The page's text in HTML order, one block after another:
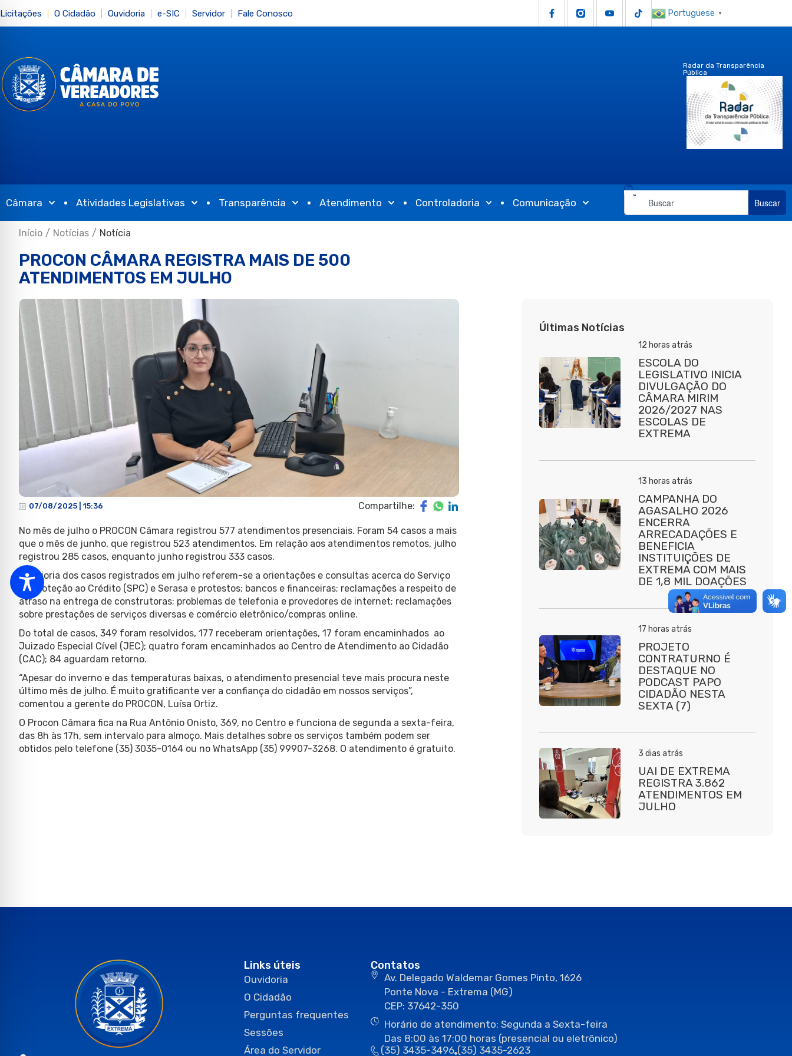
Licitações O Cidadão Ouvidoria e-SIC Servidor Fale Conosco Portuguese ▼
Radar da Transparência
Pública
Câmara Atividades Legislativas Transparência Atendimento Controladoria Comunicação Buscar
Início / Notícias / Notícia
PROCON CÂMARA REGISTRA MAIS DE 500
ATENDIMENTOS EM JULHO
07/08/2025 | 15:36 Compartilhe:
No mês de julho o PROCON Câmara registrou 577 atendimentos presenciais. Foram 54 casos a mais
que o mês de junho, que registrou 523 atendimentos. Em relação aos atendimentos remotos, julho
registrou 285 casos, enquanto junho registrou 333 casos.
A maioria dos casos registrados em julho referem-se a orientações e consultas acerca do Serviço
de Proteção ao Crédito (SPC) e Serasa e protestos; bancos e financeiras; reclamações a respeito de
atraso na entrega de construtoras; problemas de telefonia e provedores de internet; reclamações
sobre prestações de serviços diversas e comércio eletrônico/compras online.
Do total de casos, 349 foram resolvidos, 177 receberam orientações, 17 foram encaminhados ao
Juizado Especial Cível (JEC); quatro foram encaminhados ao Centro de Atendimento ao Cidadão
(CAC); 84 aguardam retorno.
“Apesar do inverno e das temperaturas baixas, o atendimento presencial teve mais procura neste
último mês de julho. É muito gratificante ver a confiança do cidadão em nossos serviços”,
comentou a gerente do PROCON, Luísa Ortiz.
O Procon Câmara fica na Rua Antônio Onisto, 369, no Centro e funciona de segunda a sexta-feira,
das 8h às 17h, sem intervalo para almoço. Mais detalhes sobre os serviços também podem ser
obtidos pelo telefone (35) 3035-0164 ou no WhatsApp (35) 99907-3268. O atendimento é gratuito.
Últimas Notícias
12 horas atrás
ESCOLA DO
LEGISLATIVO INICIA
DIVULGAÇÃO DO
CÂMARA MIRIM
2026/2027 NAS
ESCOLAS DE
EXTREMA
13 horas atrás
CAMPANHA DO
AGASALHO 2026
ENCERRA
ARRECADAÇÕES E
BENEFICIA
INSTITUIÇÕES DE
EXTREMA COM MAIS
DE 1,8 MIL DOAÇÕES
17 horas atrás
PROJETO
CONTRATURNO É
DESTAQUE NO
PODCAST PAPO
CIDADÃO NESTA
SEXTA (7)
3 dias atrás
UAI DE EXTREMA
REGISTRA 3.862
ATENDIMENTOS EM
JULHO
Links úteis
Ouvidoria
O Cidadão
Perguntas frequentes
Sessões
Área do Servidor
Contatos
Av. Delegado Waldemar Gomes Pinto, 1626
Ponte Nova - Extrema (MG)
CEP: 37642-350
Horário de atendimento: Segunda a Sexta-feira
Das 8:00 às 17:00 horas (presencial ou eletrônico)
(35) 3435-3496 (35) 3435-2623